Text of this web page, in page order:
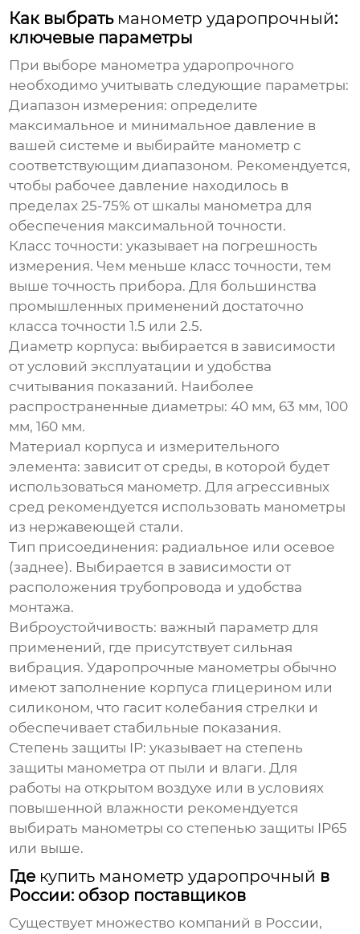
Как выбрать манометр ударопрочный:
ключевые параметры
При выборе манометра ударопрочного
необходимо учитывать следующие параметры:
Диапазон измерения: определите
максимальное и минимальное давление в
вашей системе и выбирайте манометр с
соответствующим диапазоном. Рекомендуется,
чтобы рабочее давление находилось в
пределах 25-75% от шкалы манометра для
обеспечения максимальной точности.
Класс точности: указывает на погрешность
измерения. Чем меньше класс точности, тем
выше точность прибора. Для большинства
промышленных применений достаточно
класса точности 1.5 или 2.5.
Диаметр корпуса: выбирается в зависимости
от условий эксплуатации и удобства
считывания показаний. Наиболее
распространенные диаметры: 40 мм, 63 мм, 100
мм, 160 мм.
Материал корпуса и измерительного
элемента: зависит от среды, в которой будет
использоваться манометр. Для агрессивных
сред рекомендуется использовать манометры
из нержавеющей стали.
Тип присоединения: радиальное или осевое
(заднее). Выбирается в зависимости от
расположения трубопровода и удобства
монтажа.
Виброустойчивость: важный параметр для
применений, где присутствует сильная
вибрация.Ударопрочные манометры обычно
имеют заполнение корпуса глицерином или
силиконом, что гасит колебания стрелки и
обеспечивает стабильные показания.
Степень защиты IP: указывает на степень
защиты манометра от пыли и влаги. Для
работы на открытом воздухе или в условиях
повышенной влажности рекомендуется
выбирать манометры со степенью защиты IP65
или выше.
Где купить манометр ударопрочный в
России: обзор поставщиков
Существует множество компаний в России,